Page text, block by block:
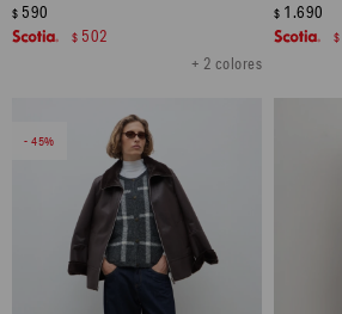
+ 2 colores
$ 590
$ 502
$ 1.690
$
45